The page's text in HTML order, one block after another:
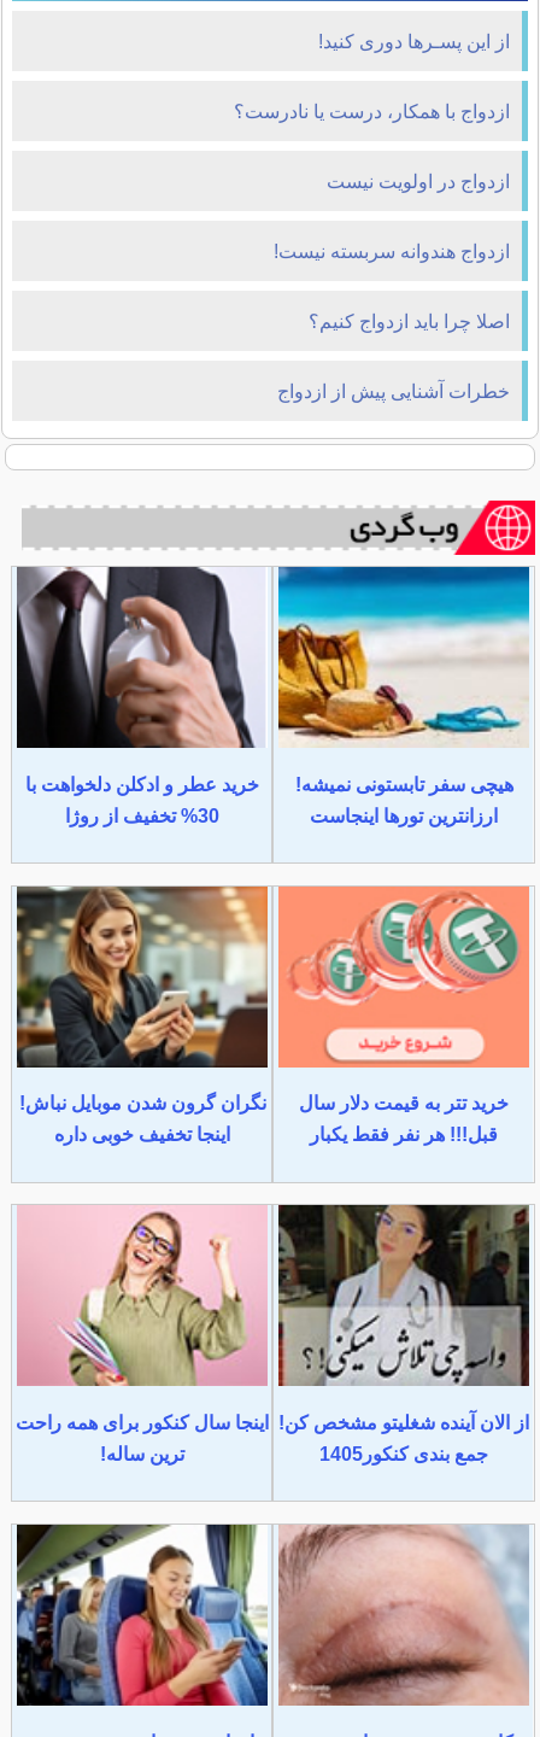
از این پسـرها دوری کنید!
ازدواج با همکار، درست یا نادرست؟
ازدواج در اولویت نیست
ازدواج هندوانه سربسته نیست!
اصلا چرا باید ازدواج کنیم؟
خطرات آشنایی پیش از ازدواج
هیچی سفر تابستونی نمیشه!
ارزانترین تورها اینجاست
خرید عطر و ادکلن دلخواهت با
30% تخفیف از روژا
خرید تتر به قیمت دلار سال
قبل!!! هر نفر فقط یکبار
نگران گرون شدن موبایل نباش!
اینجا تخفیف خوبی داره
از الان آینده شغلیتو مشخص کن!
جمع بندی کنکور1405
اینجا سال کنکور برای همه راحت
ترین ساله!